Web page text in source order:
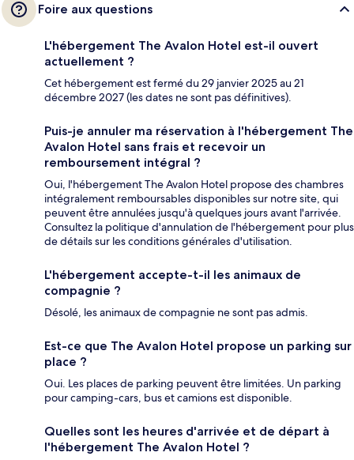
Foire aux questions
L'hébergement The Avalon Hotel est-il ouvert
actuellement ?
Cet hébergement est fermé du 29 janvier 2025 au 21
décembre 2027 (les dates ne sont pas définitives).
Puis-je annuler ma réservation à l'hébergement The
Avalon Hotel sans frais et recevoir un
remboursement intégral ?
Oui, l'hébergement The Avalon Hotel propose des chambres
intégralement remboursables disponibles sur notre site, qui
peuvent être annulées jusqu'à quelques jours avant l'arrivée.
Consultez la politique d'annulation de l'hébergement pour plus
de détails sur les conditions générales d'utilisation.
L'hébergement accepte-t-il les animaux de
compagnie ?
Désolé, les animaux de compagnie ne sont pas admis.
Est-ce que The Avalon Hotel propose un parking sur
place ?
Oui. Les places de parking peuvent être limitées. Un parking
pour camping-cars, bus et camions est disponible.
Quelles sont les heures d'arrivée et de départ à
l'hébergement The Avalon Hotel ?